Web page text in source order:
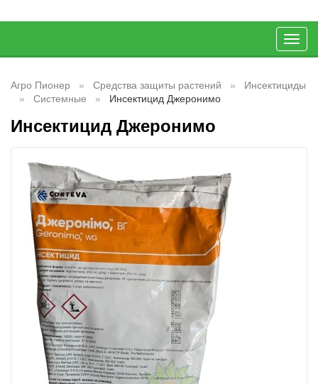
Агро Пионер Средства защиты растений
Инсектициды
Системные
Инсектицид Джеронимо
Инсектицид Джеронимо